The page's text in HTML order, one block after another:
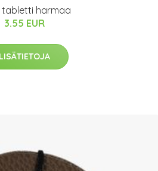
tabletti harmaa
3.55 EUR
LISÄTIETOJA